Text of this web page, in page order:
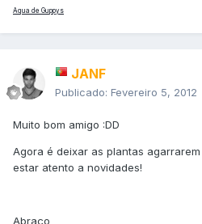
Aqua de Guppys
JANF
Publicado: Fevereiro 5, 2012
Muito bom amigo :DD
Agora é deixar as plantas
estar atento a novidades!
Abraço